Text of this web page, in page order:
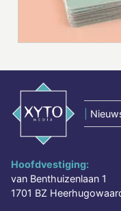
Hoofdvestiging:
van Benthuizenlaan 1
1701 BZ